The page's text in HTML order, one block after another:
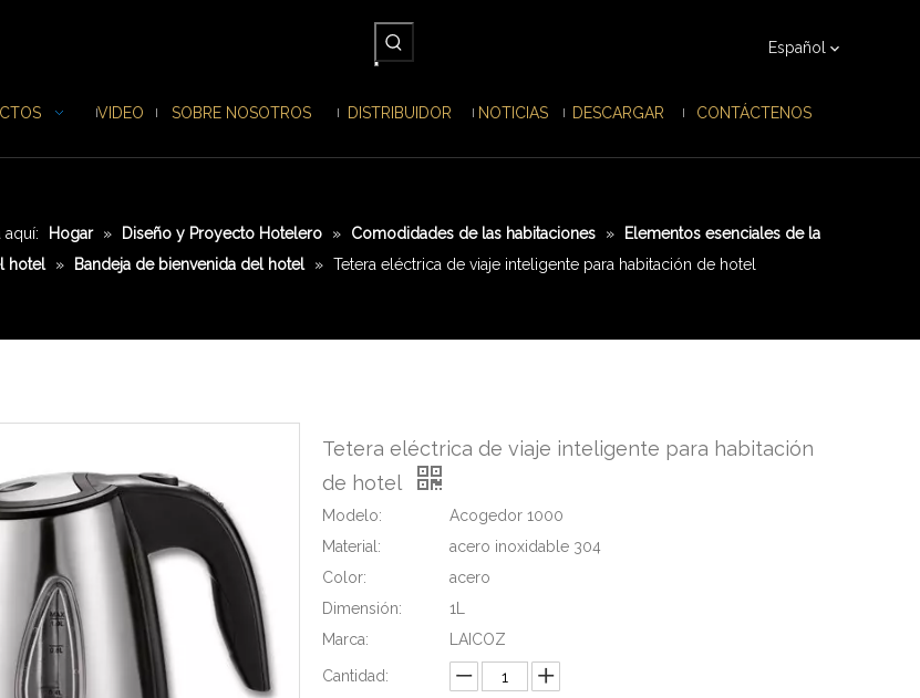
Español
VIDEO SOBRE NOSOTROS DISTRIBUIDOR NOTICIAS DESCARGAR CONTÁCTENOS
aquí: Hogar » Diseño y Proyecto Hotelero » Comodidades de las habitaciones »
Elementos esenciales de la
hotel
» Bandeja de bienvenida del hotel » Tetera eléctrica de viaje inteligente para habitación de hotel
Tetera eléctrica de viaje inteligente para habitación
de hotel
Modelo:
Acogedor 1000
Material:
acero inoxidable 304
Color:
acero
Dimensión:
1L
Marca:
LAICOZ
Cantidad: